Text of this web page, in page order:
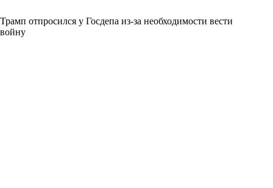
Трамп отпросился у Госдепа из-за необходимости вести
войну